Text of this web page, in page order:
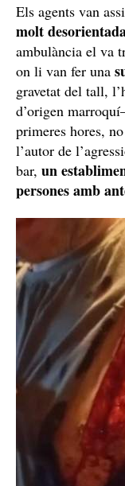
Els agents van
molt
ambulància el va
on li van fer una
gravetat del tall,
d’origen
primeres hores,
l’autor de
bar, un
persones amb